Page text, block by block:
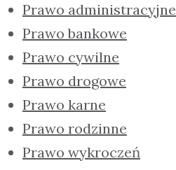
Prawo administracyjne
Prawo bankowe
Prawo cywilne
Prawo drogowe
Prawo karne
Prawo rodzinne
Prawo wykroczeń